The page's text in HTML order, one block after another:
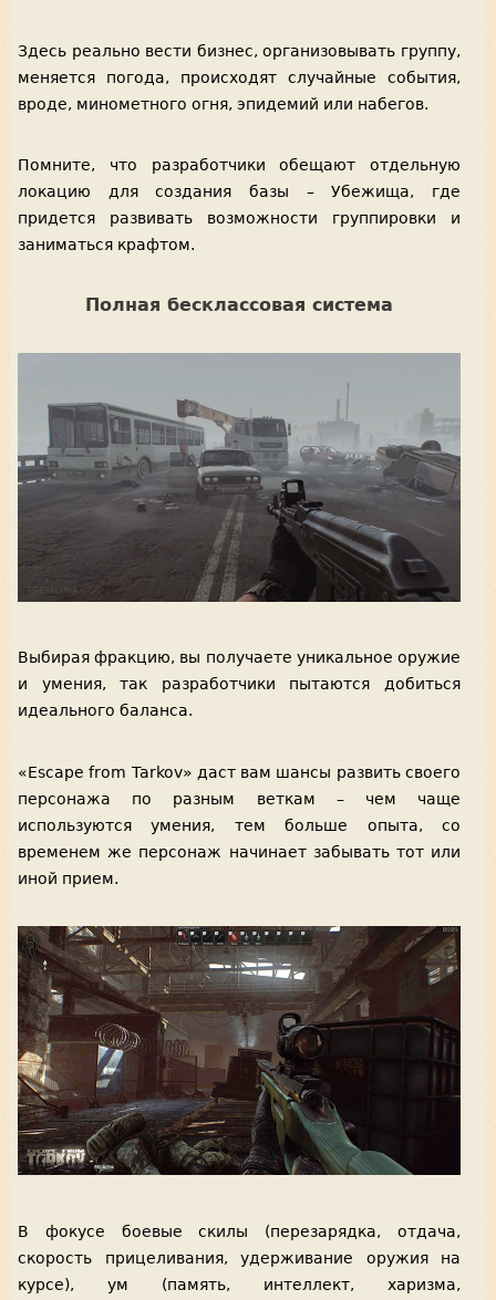
Здесь реально вести бизнес, организовывать группу,
меняется погода, происходят случайные события,
вроде, минометного огня, эпидемий или набегов.
Помните, что разработчики обещают отдельную
локацию для создания базы – Убежища, где
придется развивать возможности группировки и
заниматься крафтом.
Полная бесклассовая система
Выбирая фракцию, вы получаете уникальное оружие
и умения, так разработчики пытаются добиться
идеального баланса.
«Escape from Tarkov» даст вам шансы развить своего
персонажа по разным веткам – чем чаще
используются умения, тем больше опыта, со
временем же персонаж начинает забывать тот или
иной прием.
В фокусе боевые скилы (перезарядка, отдача,
скорость прицеливания, удерживание оружия на
курсе), ум (память, интеллект, харизма,